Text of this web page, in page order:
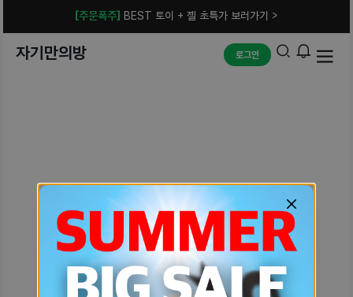
[주문폭주] BEST 토이 + 젤 초특가 보러가기 >
자기만의방 로그인
예상치 못한 에러입니다.